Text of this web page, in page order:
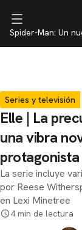
Spider-Man: Un
Series y televisión
Elle | La
una vibra
protagonista
La serie incluye
por Reese
en Lexi Minetree
4 min de lectura